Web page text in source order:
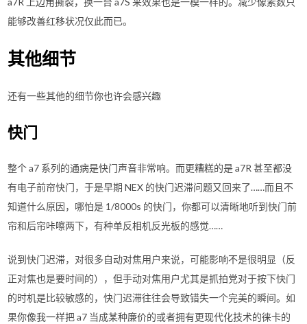
能够改善红移状况仅此而已。
其他细节
还有一些其他的细节你也许会感兴趣
快门
整个 a7 系列的通病是快门声音非常响。而更糟糕的是 a7R 甚至都没
有电子前帘快门，于是早期 NEX 的快门迟滞问题又回来了……而且不
知道什么原因，哪怕是 1/8000s 的快门，你都可以清晰地听到快门前
帘和后帘咔嚓两下，有种单反相机反光板的感觉……
说到快门迟滞，对很多自动对焦用户来说，可能影响不是很明显（反
正对焦也是要时间的），但手动对焦用户尤其是抓拍党对于按下快门
的时机是比较敏感的，快门迟滞往往会导致错失一个完美的瞬间。如
果你像我一样把 a7 当成某种廉价的或者拥有更现代化技术的徕卡的